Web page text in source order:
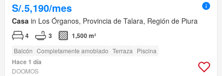
S/.5,190/mes
Casa in Los Órganos, Provincia de Talara, Región de Piura
4 3 1,500 m²
Balcón Completamente amoblado Terraza Piscina
Hace 1 día
DOOMOS